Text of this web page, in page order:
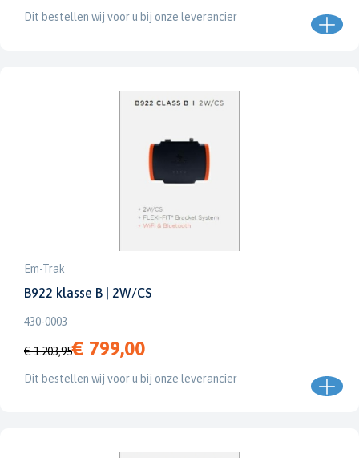
Dit bestellen wij voor u bij onze leverancier
Em-Trak
B922 klasse B | 2W/CS
430-0003
€ 1.203,95€ 799,00
Dit bestellen wij voor u bij onze leverancier